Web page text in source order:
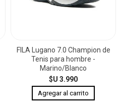
FILA Lugano 7.0 Champion de
Tenis para hombre -
Marino/Blanco
$U 3.990